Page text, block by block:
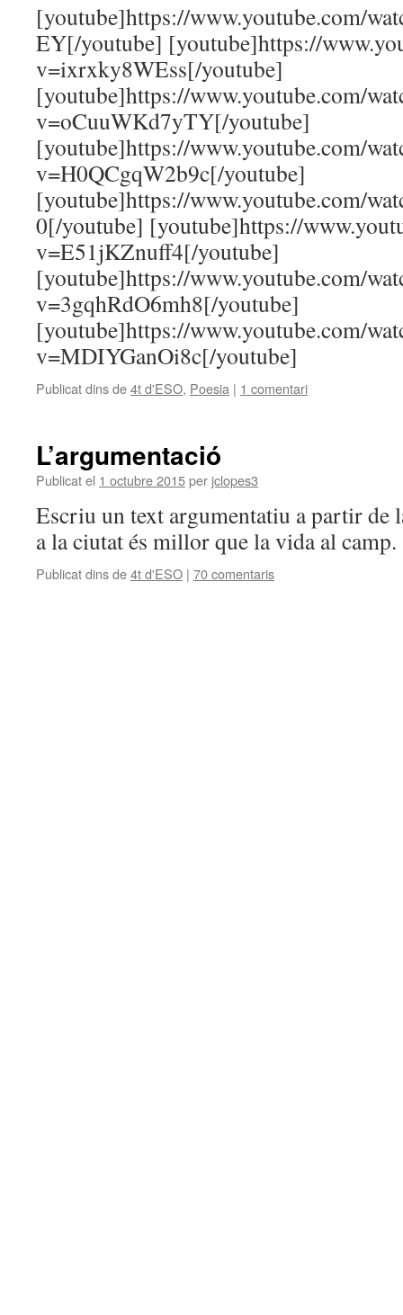
[youtube]https://www.youtube.com/
EY[/youtube] [youtube]https://
v=ixrxky8WEss[/youtube]
[youtube]https://www.youtube.com/
v=oCuuWKd7yTY[/youtube]
[youtube]https://www.youtube.com/
v=H0QCgqW2b9c[/youtube]
[youtube]https://www.youtube.com/
0[/youtube] [youtube]https://
v=E51jKZnuff4[/youtube]
[youtube]https://www.youtube.com/
v=3gqhRdO6mh8[/youtube]
[youtube]https://www.youtube.com/
v=MDIYGanOi8c[/youtube]
Publicat dins de4t d'ESO, Poesia | 1 comentari
L’argumentació
Publicat el 1 octubre 2015per jclopes3
Escriu un text argumentatiu a partir de
a la ciutat és millor que la vida al camp.
Publicat dins de4t d'ESO | 70 comentaris